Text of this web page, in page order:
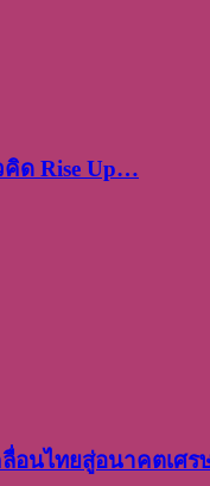
คิด Rise Up…
ลื่อนไทยสู่อนาคตเ